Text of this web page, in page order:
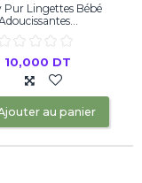
Pur Lingettes Bébé
10,000 DT
au panier